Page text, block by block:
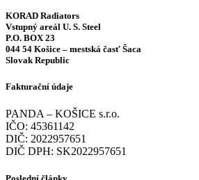
KORAD Radiators
Vstupný areál U. S. Steel
P.O. BOX 23
044 54 Košice – mestská časť Šaca
Slovak Republic
Fakturační údaje
PANDA – KOŠICE s.r.o.
IČO: 45361142
DIČ: 2022957651
DIČ DPH: SK2022957651